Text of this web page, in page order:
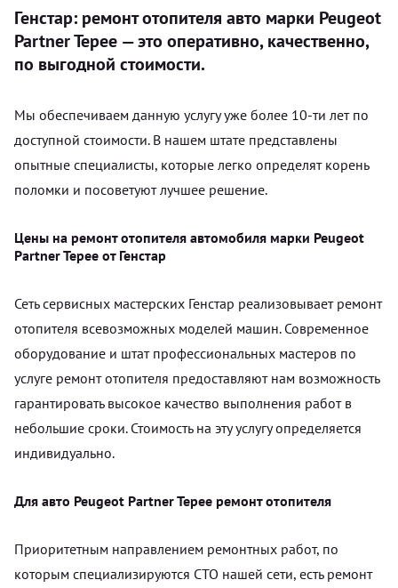
Генстар: ремонт отопителя авто марки Peugeot
Partner Tepee — это оперативно, качественно,
по выгодной стоимости.
Мы обеспечиваем данную услугу уже более 10-ти лет по
доступной стоимости. В нашем штате представлены
опытные специалисты, которые легко определят корень
поломки и посоветуют лучшее решение.
Цены на ремонт отопителя автомобиля марки Peugeot
Partner Tepee от Генстар
Сеть сервисных мастерских Генстар реализовывает ремонт
отопителя всевозможных моделей машин. Современное
оборудование и штат профессиональных мастеров по
услуге ремонт отопителя предоставляют нам возможность
гарантировать высокое качество выполнения работ в
небольшие сроки. Стоимость на эту услугу определяется
индивидуально.
Для авто Peugeot Partner Tepee ремонт отопителя
Приоритетным направлением ремонтных работ, по
которым специализируются СТО нашей сети, есть ремонт